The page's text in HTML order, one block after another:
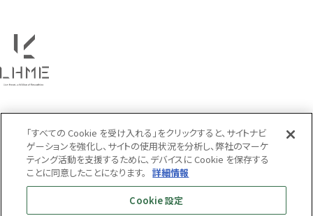
「すべての Cookie を受け入れる」をクリックすると、サイトナビ
ゲーションを強化し、サイトの使用状況を分析し、弊社のマーケ
ティング活動を支援するために、デバイスに Cookie を保存する
ことに同意したことになります。
詳細情報
Cookie 設定